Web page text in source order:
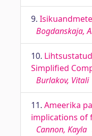
9.
Bogdanskaja,
10.
Simplified
Burlakov, Vitali
11. Ameerika
implications of
Cannon, Kayla